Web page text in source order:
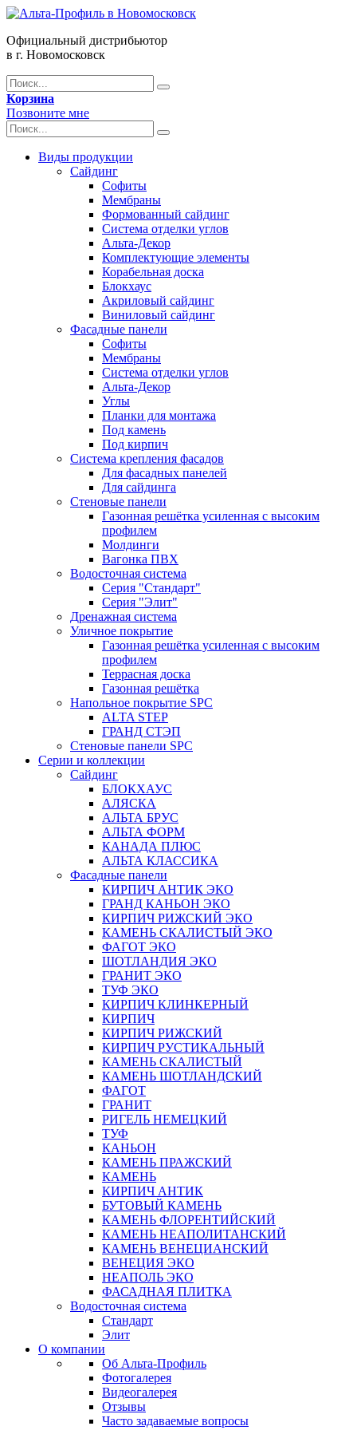
Официальный дистрибьютор
в г. Новомосковск
Корзина
Позвоните мне
Виды продукции
Сайдинг
Софиты
Мембраны
Формованный сайдинг
Система отделки углов
Альта-Декор
Комплектующие элементы
Корабельная доска
Блокхаус
Акриловый сайдинг
Виниловый сайдинг
Фасадные панели
Софиты
Мембраны
Система отделки углов
Альта-Декор
Углы
Планки для монтажа
Под камень
Под кирпич
Система крепления фасадов
Для фасадных панелей
Для сайдинга
Стеновые панели
Газонная решётка усиленная с высоким
профилем
Молдинги
Вагонка ПВХ
Водосточная система
Серия "Стандарт"
Серия "Элит"
Дренажная система
Уличное покрытие
Газонная решётка усиленная с высоким
профилем
Террасная доска
Газонная решётка
Напольное покрытие SPC
ALTA STEP
ГРАНД СТЭП
Стеновые панели SPC
Серии и коллекции
Сайдинг
БЛОКХАУС
АЛЯСКА
АЛЬТА БРУС
АЛЬТА ФОРМ
КАНАДА ПЛЮС
АЛЬТА КЛАССИКА
Фасадные панели
КИРПИЧ АНТИК ЭКО
ГРАНД КАНЬОН ЭКО
КИРПИЧ РИЖСКИЙ ЭКО
КАМЕНЬ СКАЛИСТЫЙ ЭКО
ФАГОТ ЭКО
ШОТЛАНДИЯ ЭКО
ГРАНИТ ЭКО
ТУФ ЭКО
КИРПИЧ КЛИНКЕРНЫЙ
КИРПИЧ
КИРПИЧ РИЖСКИЙ
КИРПИЧ РУСТИКАЛЬНЫЙ
КАМЕНЬ СКАЛИСТЫЙ
КАМЕНЬ ШОТЛАНДСКИЙ
ФАГОТ
ГРАНИТ
РИГЕЛЬ НЕМЕЦКИЙ
ТУФ
КАНЬОН
КАМЕНЬ ПРАЖСКИЙ
КАМЕНЬ
КИРПИЧ АНТИК
БУТОВЫЙ КАМЕНЬ
КАМЕНЬ ФЛОРЕНТИЙСКИЙ
КАМЕНЬ НЕАПОЛИТАНСКИЙ
КАМЕНЬ ВЕНЕЦИАНСКИЙ
ВЕНЕЦИЯ ЭКО
НЕАПОЛЬ ЭКО
ФАСАДНАЯ ПЛИТКА
Водосточная система
Стандарт
Элит
О компании
Об Альта-Профиль
Фотогалерея
Видеогалерея
Отзывы
Часто задаваемые вопросы